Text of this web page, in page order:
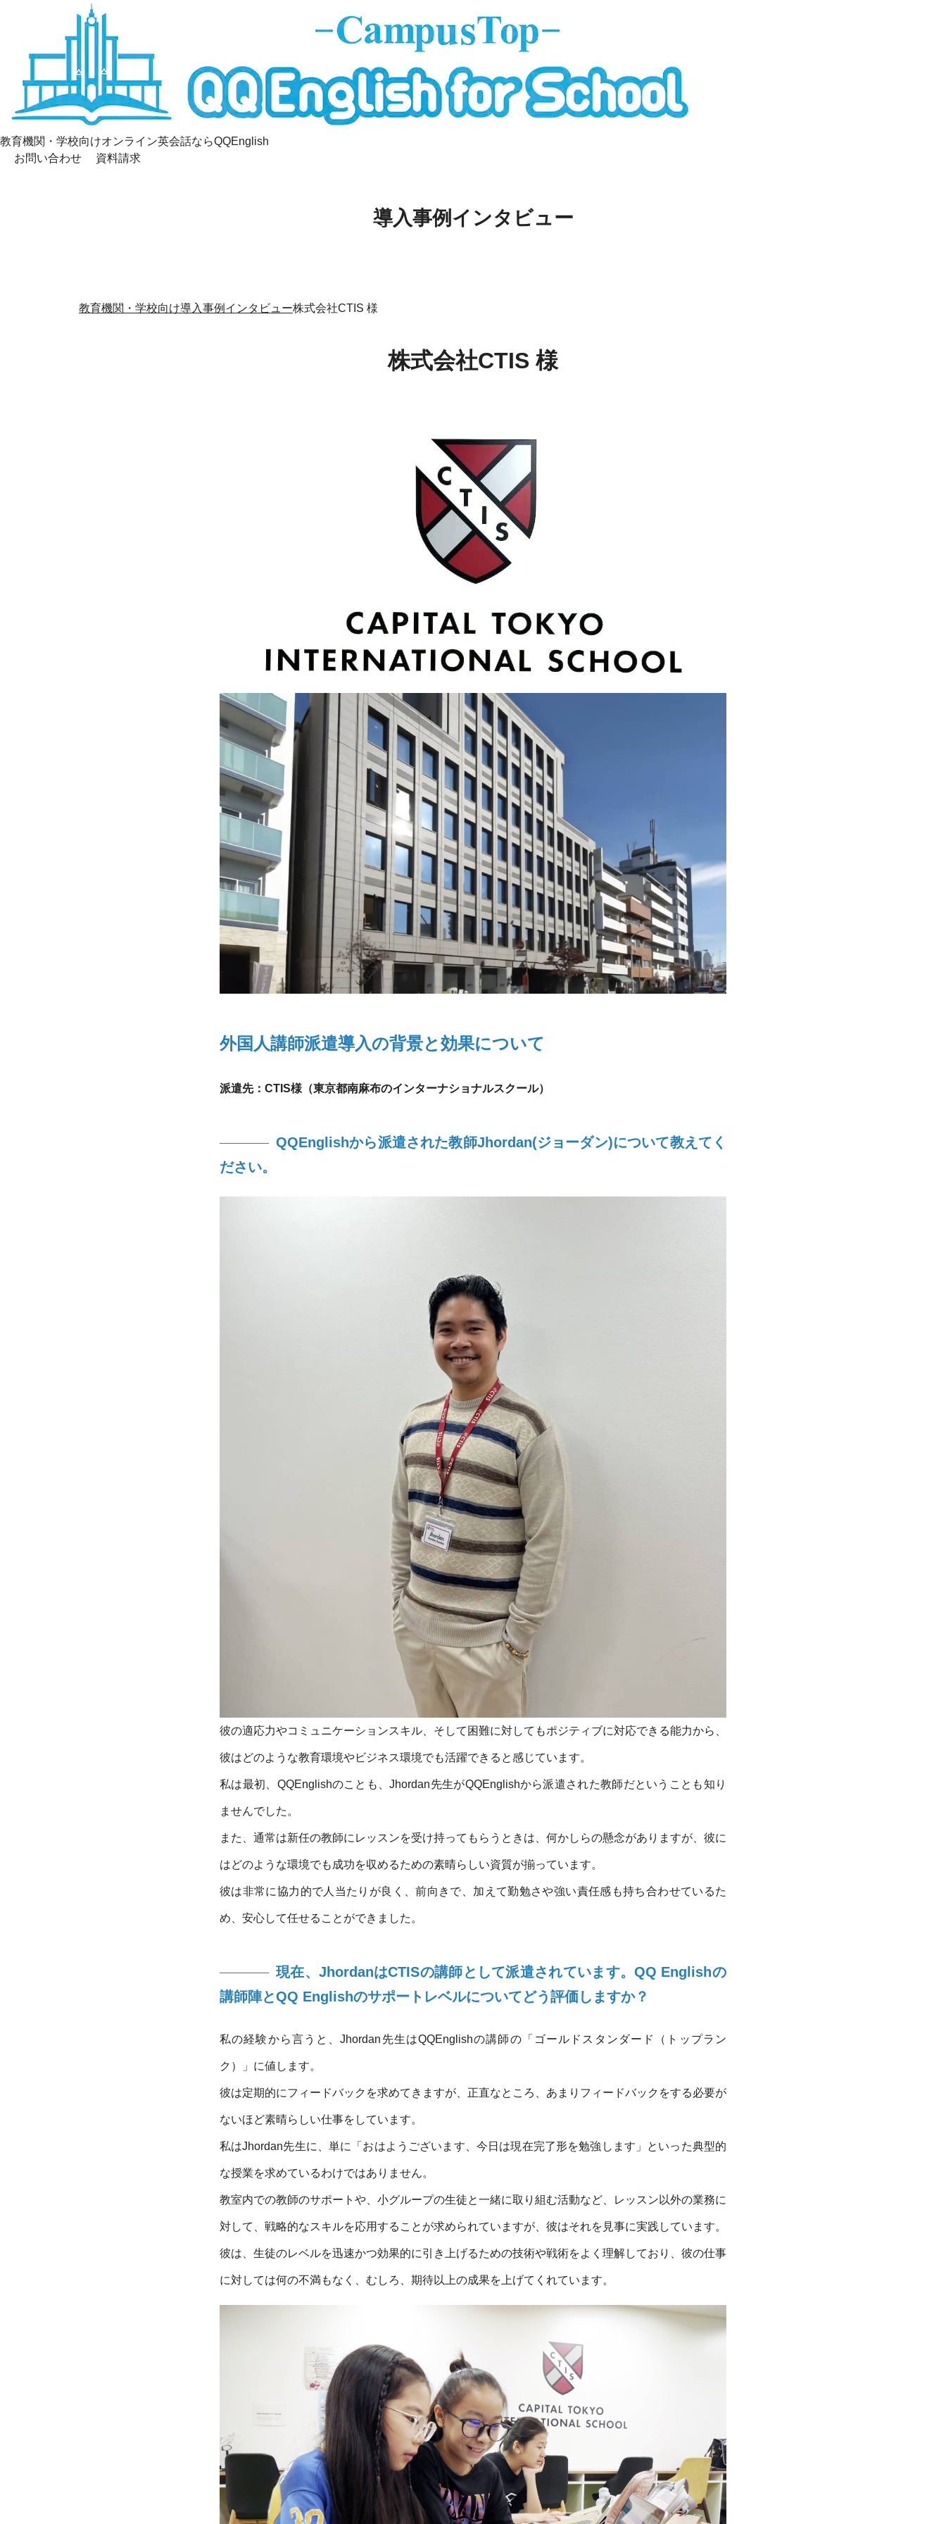
教育機関・学校向けオンライン英会話ならQQEnglish
お問い合わせ
資料請求
導入事例インタビュー
教育機関・学校向け導入事例インタビュー株式会社CTIS 様
株式会社CTIS 様
外国人講師派遣導入の背景と効果について
派遣先：CTIS様（東京都南麻布のインターナショナルスクール）
QQEnglishから派遣された教師Jhordan(ジョーダン)について教えてく
ださい。
彼の適応力やコミュニケーションスキル、そして困難に対してもポジティブに対応できる能力から、
彼はどのような教育環境やビジネス環境でも活躍できると感じています。
私は最初、QQEnglishのことも、Jhordan先生がQQEnglishから派遣された教師だということも知り
ませんでした。
また、通常は新任の教師にレッスンを受け持ってもらうときは、何かしらの懸念がありますが、彼に
はどのような環境でも成功を収めるための素晴らしい資質が揃っています。
彼は非常に協力的で人当たりが良く、前向きで、加えて勤勉さや強い責任感も持ち合わせているた
め、安心して任せることができました。
現在、JhordanはCTISの講師として派遣されています。QQ Englishの
講師陣とQQ Englishのサポートレベルについてどう評価しますか？
私の経験から言うと、Jhordan先生はQQEnglishの講師の「ゴールドスタンダード（トップラン
ク）」に値します。
彼は定期的にフィードバックを求めてきますが、正直なところ、あまりフィードバックをする必要が
ないほど素晴らしい仕事をしています。
私はJhordan先生に、単に「おはようございます、今日は現在完了形を勉強します」といった典型的
な授業を求めているわけではありません。
教室内での教師のサポートや、小グループの生徒と一緒に取り組む活動など、レッスン以外の業務に
対して、戦略的なスキルを応用することが求められていますが、彼はそれを見事に実践しています。
彼は、生徒のレベルを迅速かつ効果的に引き上げるための技術や戦術をよく理解しており、彼の仕事
に対しては何の不満もなく、むしろ、期待以上の成果を上げてくれています。